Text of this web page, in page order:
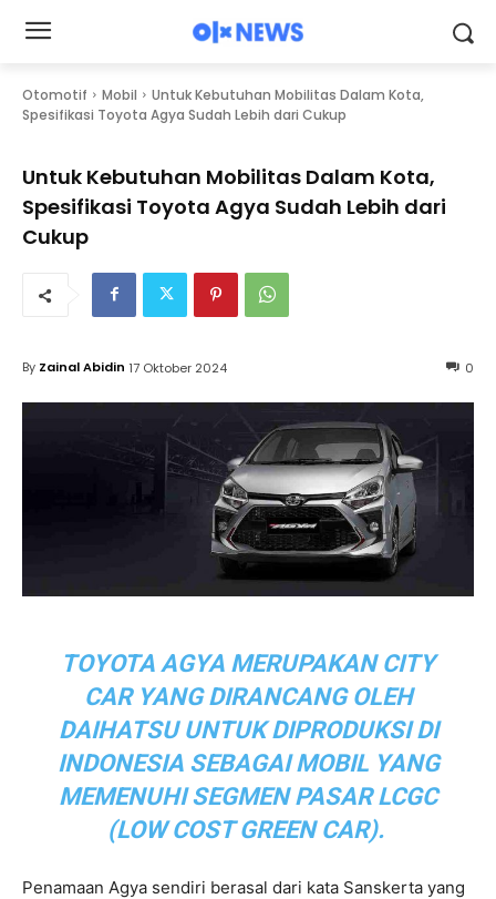
Otomotif Mobil
Untuk Kebutuhan Mobilitas Dalam Kota,
Spesifikasi Toyota Agya Sudah Lebih dari Cukup
Untuk Kebutuhan Mobilitas Dalam Kota,
Spesifikasi Toyota Agya Sudah Lebih dari
Cukup
0
By Zainal Abidin 17 Oktober 2024
TOYOTA AGYA MERUPAKAN CITY
CAR YANG DIRANCANG OLEH
DAIHATSU UNTUK DIPRODUKSI DI
INDONESIA SEBAGAI MOBIL YANG
MEMENUHI SEGMEN PASAR LCGC
(LOW COST GREEN CAR).
Penamaan Agya sendiri berasal dari kata Sanskerta yang